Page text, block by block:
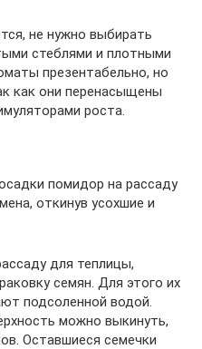
не нужно выбирать
стеблями и плотными
презентабельно, но
как они перенасыщены
роста.
помидор на рассаду
откинув усохшие и
для теплицы,
семян. Для этого их
подсоленной водой.
можно выкинуть,
Оставшиеся семечки